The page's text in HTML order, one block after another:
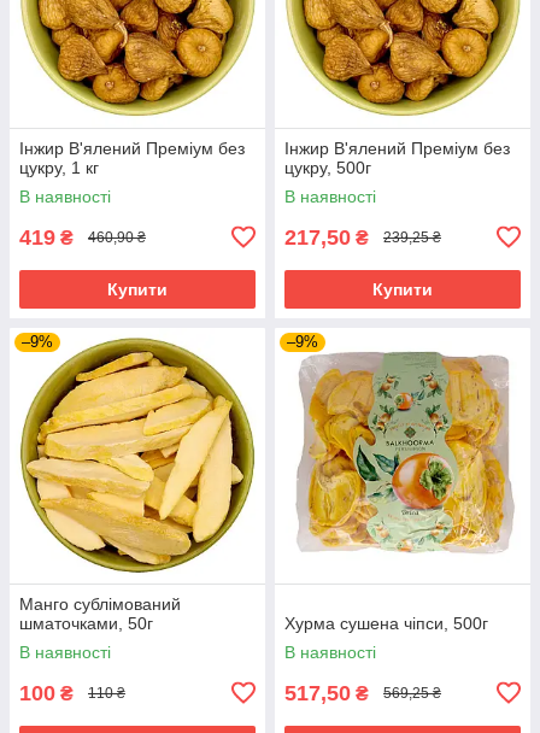
Інжир В'ялений Преміум без
цукру, 1 кг
В наявності
419 ₴ 460,90 ₴
Купити
Інжир В'ялений Преміум без
цукру, 500г
В наявності
217,50 ₴ 239,25 ₴
Купити
–9%
Манго сублімований
шматочками, 50г
В наявності
100 ₴ 110 ₴
–9%
Хурма сушена чіпси, 500г
В наявності
517,50 ₴ 569,25 ₴